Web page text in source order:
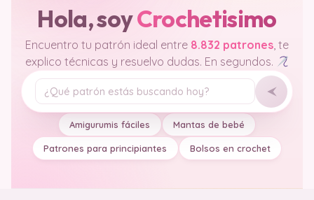
Hola, soyCrochetisimo
Encuentro tu patrón ideal entre 8.832 patrones, te
explico técnicas y resuelvo dudas. En segundos.
Tu pregunta
Amigurumis fáciles Mantas de bebé
Patrones para principiantes Bolsos en crochet